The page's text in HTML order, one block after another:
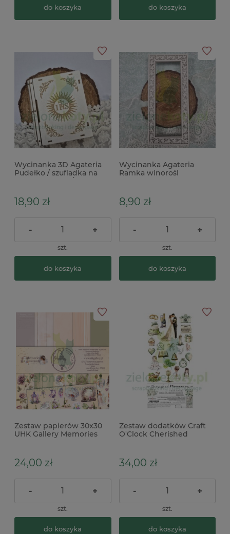
do koszyka do koszyka
Wycinanka 3D Agateria
Pudełko / szufladka na
18,90 zł
- +
szt.
do koszyka
Wycinanka Agateria
Ramka winorośl
8,90 zł
- +
szt.
do koszyka
Zestaw papierów 30x30
UHK Gallery Memories
24,00 zł
- +
szt.
do koszyka
Zestaw dodatków Craft
O'Clock Cherished
34,00 zł
- +
szt.
do koszyka